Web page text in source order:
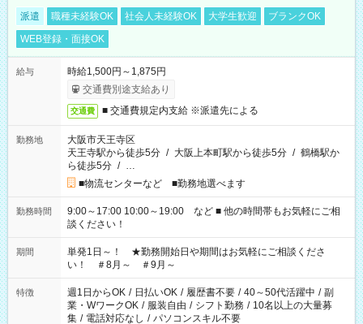
派遣 職種未経験OK 社会人未経験OK 大学生歓迎
ブランクOK
WEB登録・面接OK
給与
時給1,500円～1,875円
交通費別途支給あり
交通費 ■ 交通費規定内支給 ※派遣先による
勤務地
大阪市天王寺区
天王寺駅から徒歩5分 / 大阪上本町駅から徒歩5分 / 鶴橋駅か
ら徒歩5分 / …
■物流センターなど ■勤務地選べます
勤務時間
9:00～17:00 10:00～19:00 など ■ 他の時間帯もお気軽にご相
談ください！
期間
単発1日～！ ★勤務開始日や期間はお気軽にご相談くださ
い！ ＃8月～ ＃9月～
特徴 週1日からOK / 日払いOK / 履歴書不要 / 40～50代活躍中 / 副
業・WワークOK / 服装自由 / シフト勤務 / 10名以上の大量募
集 / 電話対応なし / パソコンスキル不要